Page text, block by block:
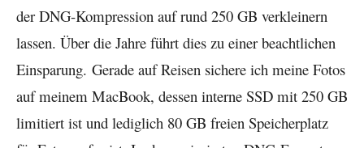
der DNG-Kompression auf rund 250 GB verkleinern
lassen. Über die Jahre führt dies zu einer beachtlichen
Einsparung. Gerade auf Reisen sichere ich meine Fotos
auf meinem MacBook, dessen interne SSD mit 250 GB
limitiert ist und lediglich 80 GB freien Speicherplatz